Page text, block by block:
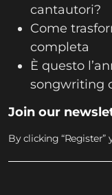
cantautori?
Come
completa
È questo
songwriting
Join our
By clicking